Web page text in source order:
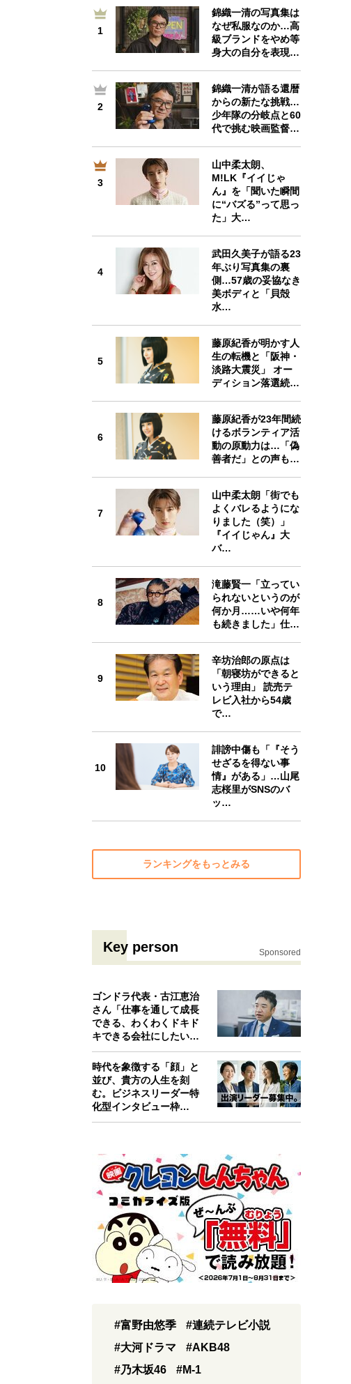
1
錦織一清の写真集は
なぜ私服なのか…高
級ブランドをやめ等
身大の自分を表現…
2
錦織一清が語る還暦
からの新たな挑戦…
少年隊の分岐点と60
代で挑む映画監督…
3
山中柔太朗、
M!LK『イイじゃ
ん』を「聞いた瞬間
に“バズる”って思っ
た」大…
4
武田久美子が語る23
年ぶり写真集の裏
側…57歳の妥協なき
美ボディと「貝殻
水…
5
藤原紀香が明かす人
生の転機と「阪神・
淡路大震災」 オー
ディション落選続…
6
藤原紀香が23年間続
けるボランティア活
動の原動力は…「偽
善者だ」との声も…
7
山中柔太朗「街でも
よくバレるようにな
りました（笑）」
『イイじゃん』大
バ…
8
滝藤賢一「立ってい
られないというのが
何か月……いや何年
も続きました」仕…
9
辛坊治郎の原点は
「朝寝坊ができると
いう理由」 読売テ
レビ入社から54歳
で…
10
誹謗中傷も「『そう
せざるを得ない事
情』がある」…山尾
志桜里がSNSのバ
ッ…
ランキングをもっとみる
Key person Sponsored
ゴンドラ代表・古江恵治
さん「仕事を通して成長
できる、わくわくドキド
キできる会社にしたいと
考えたんで…
時代を象徴する「顔」と
並び、貴方の人生を刻
む。ビジネスリーダー特
化型インタビュー枠
『Key person』始…
#富野由悠季
#連続テレビ小説
#大河ドラマ
#AKB48
#乃木坂46
#M-1